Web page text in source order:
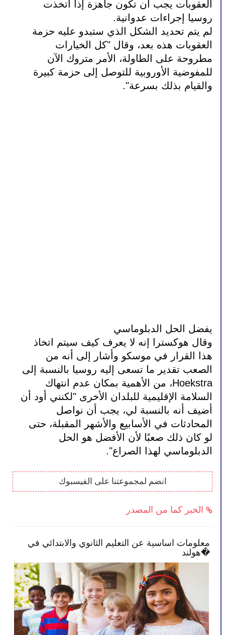
روسيا إجراءات عدوانية.
والقيام بذلك بسرعة".
يفضل الحل الدبلوماسي
الدبلوماسي لهذا الصراع".
انضم لمجموعتنا على الفيسبوك
الخبر كما من المصدر
معلومات اساسية عن التعليم الثانوي والابتدائي في
هولند�